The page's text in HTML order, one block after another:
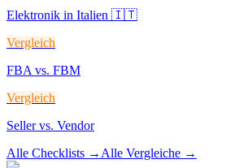
Elektronik in Italien 🇮🇹
Vergleich
FBA vs. FBM
Vergleich
Seller vs. Vendor
Alle Checklists → Alle Vergleiche →